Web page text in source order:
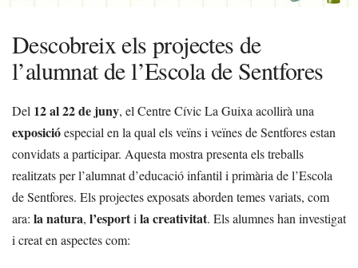
Descobreix els projectes de
l’alumnat de l’Escola de Sentfores
Del 12 al 22 de juny, el Centre Cívic La Guixa acollirà una
exposicióespecial en la qual els veïns i veïnes de Sentfores estan
convidats a participar. Aquesta mostra presenta els treballs
realitzats per l’alumnat d’educació infantil i primària de l’Escola
de Sentfores. Els projectes exposats aborden temes variats, com
ara: la natura, l’esporti la creativitat. Els alumnes han investigat
i creat en aspectes com: